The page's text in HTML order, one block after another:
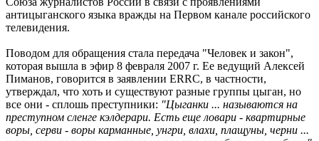
антицыганского языка вражды на Первом канале российского
телевидения.
Поводом для обращения стала передача "Человек и закон",
которая вышла в эфир 8 февраля 2007 г. Ее ведущий Алексей
Пиманов, говорится в заявлении ERRC, в частности,
утверждал, что хоть и существуют разные группы цыган, но
все они - сплошь преступники: "Цыганки ... называются на
преступном сленге кэлдерари. Есть еще ловари - квартирные
воры, серви - воры карманные, унгри, влахи, плащуны, черни ...